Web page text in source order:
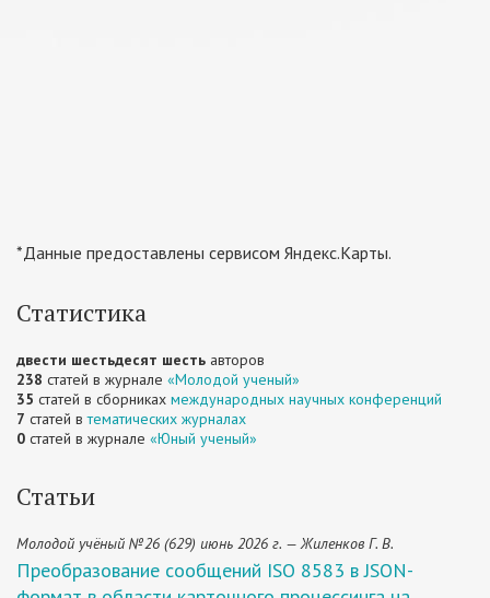
*Данные предоставлены сервисом Яндекс.Карты.
Статистика
двести шестьдесят шесть авторов
238 статей в журнале «Молодой ученый»
35 статей в сборниках международных научных конференций
7 статей втематических журналах
0 статей в журнале «Юный ученый»
Статьи
Молодой учёный №26 (629) июнь 2026 г. — Жиленков Г. В.
Преобразование сообщений ISO 8583 в JSON-